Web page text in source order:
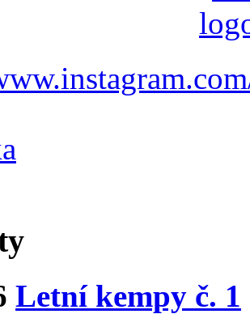
Letní kempy č. 1